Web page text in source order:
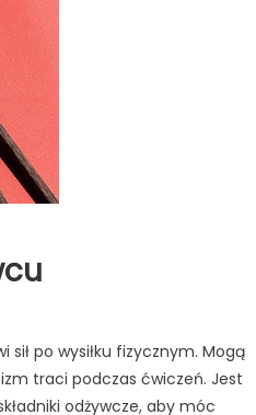
po wysiłku fizycznym. Mogą
traci podczas ćwiczeń. Jest
odżywcze, aby móc